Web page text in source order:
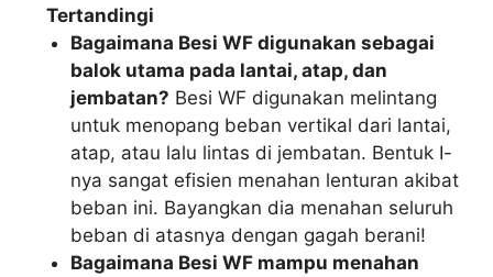
Tertandingi
Bagaimana Besi WF digunakan sebagai
balok utama pada lantai, atap, dan
jembatan? Besi WF digunakan melintang
untuk menopang beban vertikal dari lantai,
atap, atau lalu lintas di jembatan. Bentuk I-
nya sangat efisien menahan lenturan akibat
beban ini. Bayangkan dia menahan seluruh
beban di atasnya dengan gagah berani!
Bagaimana Besi WF mampu menahan